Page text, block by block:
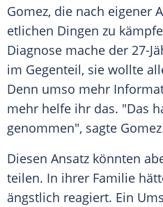
Gomez, die nach eigener
etlichen Dingen zu
Diagnose mache der 27-
im Gegenteil, sie wollte
Denn umso mehr
mehr helfe ihr das. "Das
genommen", sagte Gomez
Diesen Ansatz könnten
teilen. In ihrer Familie
ängstlich reagiert. Ein